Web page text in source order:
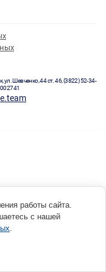
ул. Шевченко, 44 ст. 46, (3822) 52-34-
работы сайта.
с нашей
.